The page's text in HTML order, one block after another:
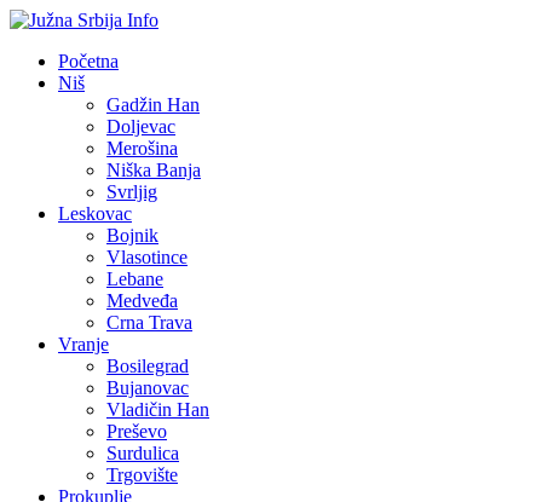
Početna
Niš
Gadžin Han
Doljevac
Merošina
Niška Banja
Svrljig
Leskovac
Bojnik
Vlasotince
Lebane
Medveđa
Crna Trava
Vranje
Bosilegrad
Bujanovac
Vladičin Han
Preševo
Surdulica
Trgovište
Prokuplje